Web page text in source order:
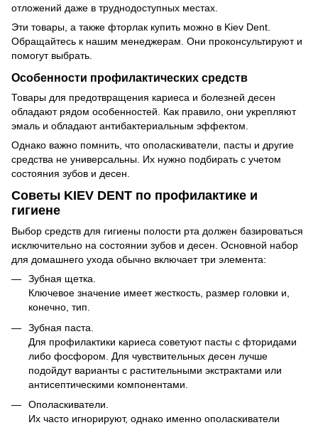
отложений даже в труднодоступных местах.
Эти товары, а также фторлак купить можно в Kiev Dent.
Обращайтесь к нашим менеджерам. Они проконсультируют и
помогут выбрать.
Особенности профилактических средств
Товары для предотвращения кариеса и болезней десен
обладают рядом особенностей. Как правило, они укрепляют
эмаль и обладают антибактериальным эффектом.
Однако важно помнить, что ополаскиватели, пасты и другие
средства не универсальны. Их нужно подбирать с учетом
состояния зубов и десен.
Советы KIEV DENT по профилактике и
гигиене
Выбор средств для гигиены полости рта должен базироваться
исключительно на состоянии зубов и десен. Основной набор
для домашнего ухода обычно включает три элемента:
Зубная щетка.
Ключевое значение имеет жесткость, размер головки и,
конечно, тип.
Зубная паста.
Для профилактики кариеса советуют пасты с фторидами
либо фосфором. Для чувствительных десен лучше
подойдут варианты с растительными экстрактами или
антисептическими компонентами.
Ополаскиватели.
Их часто игнорируют, однако именно ополаскиватели